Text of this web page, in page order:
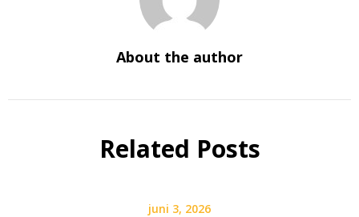
About the author
Related Posts
juni 3, 2026